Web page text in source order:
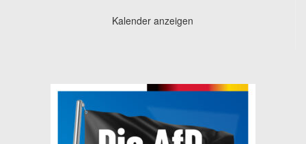
Kalender anzeigen